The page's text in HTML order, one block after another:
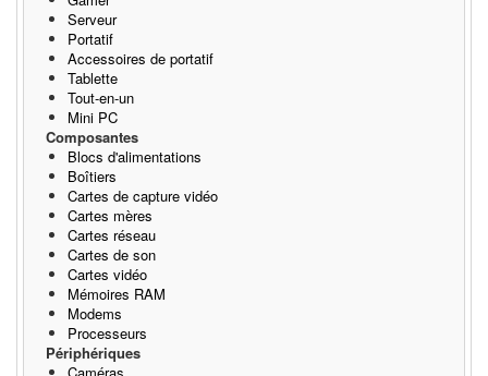
Serveur
Portatif
Accessoires de portatif
Tablette
Tout-en-un
Mini PC
Composantes
Blocs d'alimentations
Boîtiers
Cartes de capture vidéo
Cartes mères
Cartes réseau
Cartes de son
Cartes vidéo
Mémoires RAM
Modems
Processeurs
Périphériques